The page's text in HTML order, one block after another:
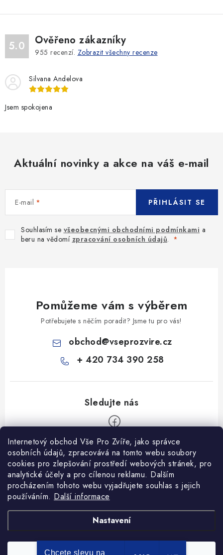
Internetový obchod Vše Pro Zvíře, jako správce
osobních údajů, zpracovává na tomto webu soubory
cookies pro zlepšování prostředí webových stránek, pro
analytické účely a pro cílenou reklamu. Dalším
procházením tohoto webu vyjadřujete souhlas s jejich
používáním. Další informace
Nastavení
5.0 Ověřeno zákazníky
955 recenzí. Zobrazit všechny recenze
Silvana Andelova
Jsem spokojena
Aktuální novinky a akce na váš e-mail
E-mail
Souhlasím se všeobecnými obchodními podmínkami a
beru na vědomí zpracování osobních údajů.
PŘIHLÁSIT SE
Pomůžeme vám s výběrem
Potřebujete s něčím poradit? Jsme tu pro vás!
obchod@vseprozvire.cz
+ 420 734 390 258
Informace pro Vás
Ceník dopravy
Kontakty
Obchodní podmínky
Podmínky ochrany osobních údajů
Heuréka recenze
Chcete slevu na